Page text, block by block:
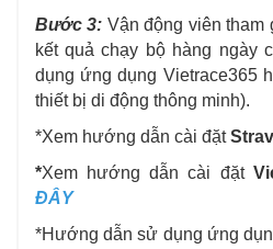
Bước 3: Vận động viên tham
kết quả chạy bộ hàng ngày
dụng ứng dụng Vietrace365
thiết bị di động thông minh).
*Xem hướng dẫn cài đặt
*Xem hướng dẫn cài đặt
ĐÂY
*Hướng dẫn sử dụng ứng